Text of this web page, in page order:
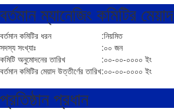
বর্তমান ম্যানেজিং কমিটির মেয়াদ
বর্তমান কমিটির ধরন :নিয়মিত
সদস্য সংখ্যাঃ
:০০ জন
কমিটি অনুমোদনের তারিখ
:০০-০০-০০০০ ইং
বর্তমান কমিটির মেয়াদ উত্তীর্ণের তারিখ:০০-০০-০০০০ ইং
প্রতিষ্ঠান প্রধান